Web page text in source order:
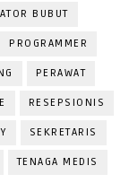
BUBUT
PROGRAMMER
PERAWAT
RESEPSIONIS
SEKRETARIS
TENAGA MEDIS